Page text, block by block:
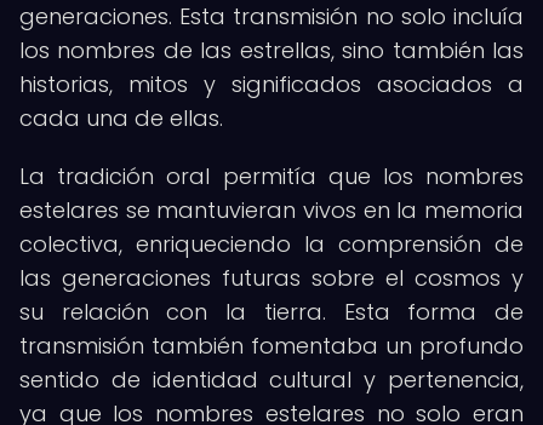
generaciones. Esta transmisión no solo incluía
los nombres de las estrellas, sino también las
historias, mitos y significados asociados a
cada una de ellas.
La tradición oral permitía que los nombres
estelares se mantuvieran vivos en la memoria
colectiva, enriqueciendo la comprensión de
las generaciones futuras sobre el cosmos y
su relación con la tierra. Esta forma de
transmisión también fomentaba un profundo
sentido de identidad cultural y pertenencia,
ya que los nombres estelares no solo eran